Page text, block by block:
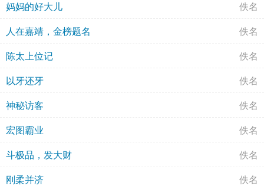
妈妈的好大儿 佚名
人在嘉靖，金榜题名 佚名
陈太上位记 佚名
以牙还牙 佚名
神秘访客 佚名
宏图霸业 佚名
斗极品，发大财 佚名
刚柔并济 佚名